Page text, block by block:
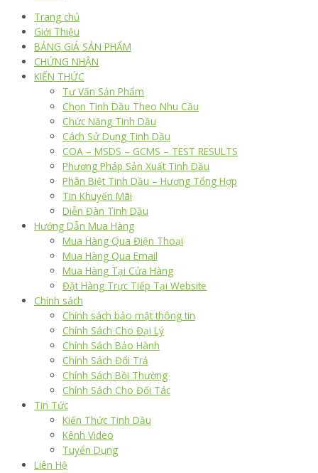
Trang chủ
Giới Thiệu
BẢNG GIÁ SẢN PHẨM
CHỨNG NHẬN
KIẾN THỨC
Tư Vấn Sản Phẩm
Chọn Tinh Dầu Theo Nhu Cầu
Chức Năng Tinh Dầu
Cách Sử Dụng Tinh Dầu
COA – MSDS – GCMS – TEST RESULTS
Phương Pháp Sản Xuất Tinh Dầu
Phân Biệt Tinh Dầu – Hương Tổng Hợp
Tin Khuyến Mãi
Diễn Đàn Tinh Dầu
Hướng Dẫn Mua Hàng
Mua Hàng Qua Điện Thoại
Mua Hàng Qua Email
Mua Hàng Tại Cửa Hàng
Đặt Hàng Trực Tiếp Tại Website
Chính sách
Chính sách bảo mật thông tin
Chính Sách Cho Đại Lý
Chính Sách Bảo Hành
Chính Sách Đổi Trả
Chính Sách Bồi Thường
Chính Sách Cho Đối Tác
Tin Tức
Kiến Thức Tinh Dầu
Kênh Video
Tuyển Dụng
Liên Hệ